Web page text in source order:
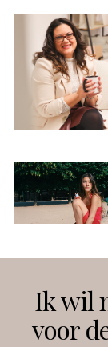
Instagram
Ik wil
voor